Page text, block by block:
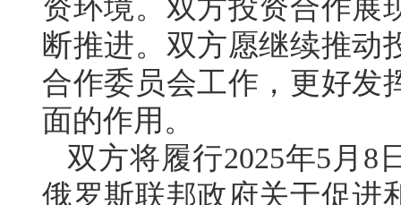
资环境。双方投资合作展
断推进。双方愿继续推动
合作委员会工作，更好发
面的作用。
双方将履行2025年5月8
俄罗斯联邦政府关于促进